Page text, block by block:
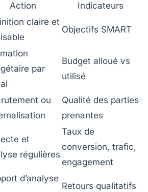
Action
Indicateurs
claire et
Objectifs SMART
par
Budget alloué vs
utilisé
ou
Qualité des parties
prenantes
et
régulières
Taux de
conversion, trafic,
engagement
d’analyse
Retours qualitatifs